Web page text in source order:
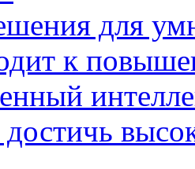
для
к
достичь